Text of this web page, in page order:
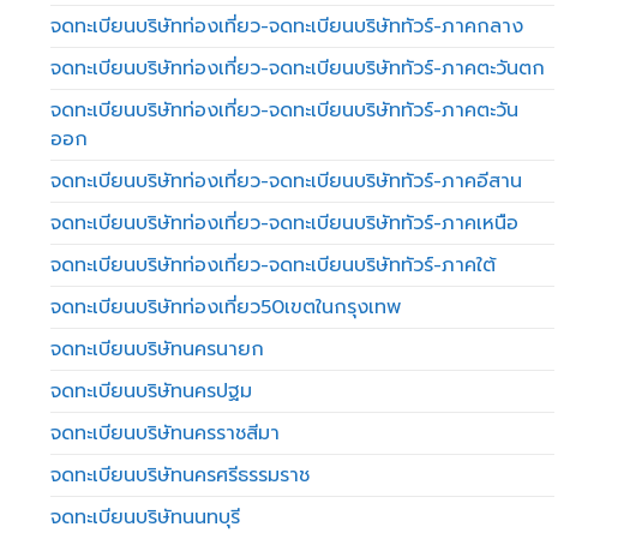
จดทะเบียนบริษัทท่องเที่ยว-จดทะเบียนบริษัททัวร์-ภาคกลาง
จดทะเบียนบริษัทท่องเที่ยว-จดทะเบียนบริษัททัวร์-ภาคตะวันตก
จดทะเบียนบริษัทท่องเที่ยว-จดทะเบียนบริษัททัวร์-ภาคตะวัน
ออก
จดทะเบียนบริษัทท่องเที่ยว-จดทะเบียนบริษัททัวร์-ภาคอีสาน
จดทะเบียนบริษัทท่องเที่ยว-จดทะเบียนบริษัททัวร์-ภาคเหนือ
จดทะเบียนบริษัทท่องเที่ยว-จดทะเบียนบริษัททัวร์-ภาคใต้
จดทะเบียนบริษัทท่องเที่ยว50เขตในกรุงเทพ
จดทะเบียนบริษัทนครนายก
จดทะเบียนบริษัทนครปฐม
จดทะเบียนบริษัทนครราชสีมา
จดทะเบียนบริษัทนครศรีธรรมราช
จดทะเบียนบริษัทนนทบุรี